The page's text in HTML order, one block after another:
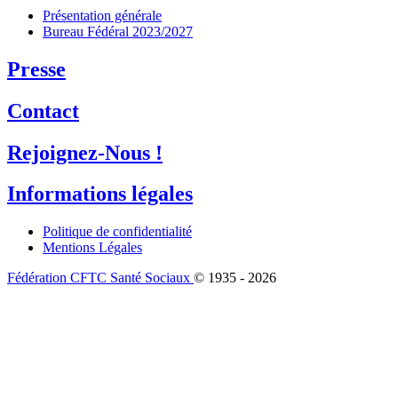
Présentation générale
Bureau Fédéral 2023/2027
Presse
Contact
Rejoignez-Nous !
Informations légales
Politique de confidentialité
Mentions Légales
Fédération CFTC Santé Sociaux © 1935 - 2026